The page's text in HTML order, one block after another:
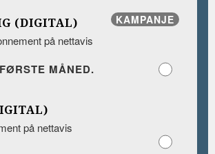
KAMPANJE
(DIGITAL)
på nettavis
1 KR FOR FØRSTE MÅNED.
på nettavis